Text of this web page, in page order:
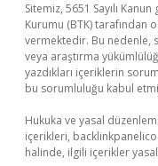
Sitemiz, 5651 Sayılı
Kurumu (BTK) tarafından
vermektedir. Bu nedenle,
veya araştırma
yazdıkları içeriklerin
bu sorumluluğu kabul
Hukuka ve yasal
içerikleri,
halinde, ilgili içerikler